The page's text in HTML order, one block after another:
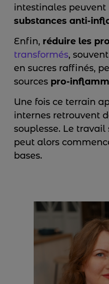
intestinales peuvent
substances anti-
Enfin, réduire les
transformés,
en sucres raffinés,
sources pro-
Une fois ce terrain
internes retrouvent
souplesse. Le
peut alors
bases.